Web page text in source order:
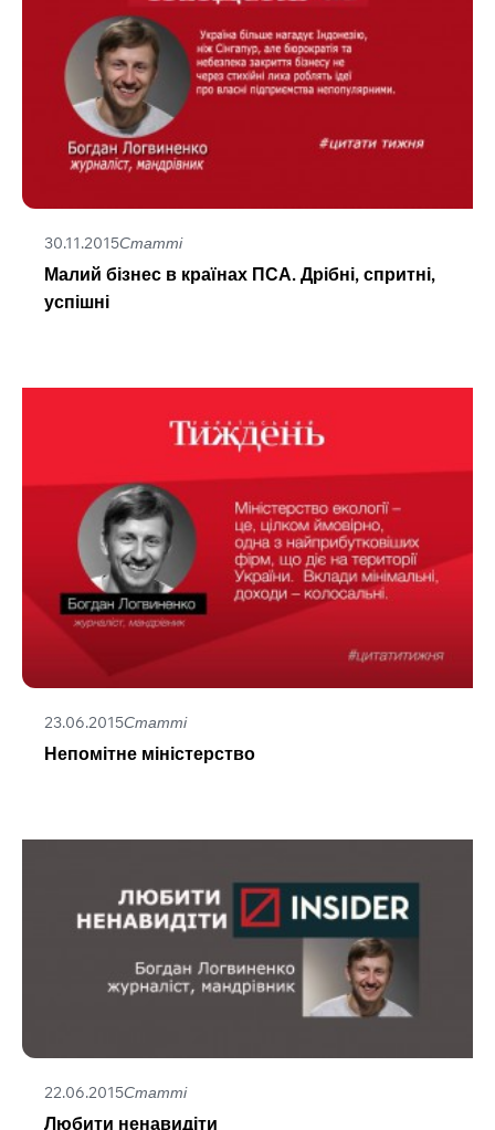
30.11.2015Статті
Малий бізнес в країнах ПСА. Дрібні, спритні,
успішні
23.06.2015Статті
Непомітне міністерство
22.06.2015Статті
Любити ненавидіти